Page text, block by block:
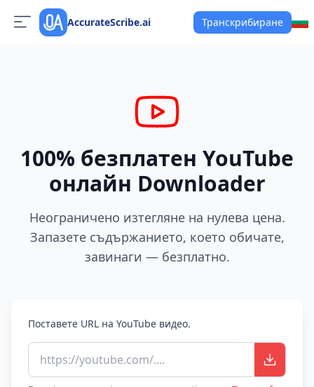
AccurateScribe.ai Транскрибиране
100% безплатен YouTube
онлайн Downloader
Неограничено изтегляне на нулева цена.
Запазете съдържанието, което обичате,
завинаги — безплатно.
Поставете URL на YouTube видео.
https://youtube.com/....